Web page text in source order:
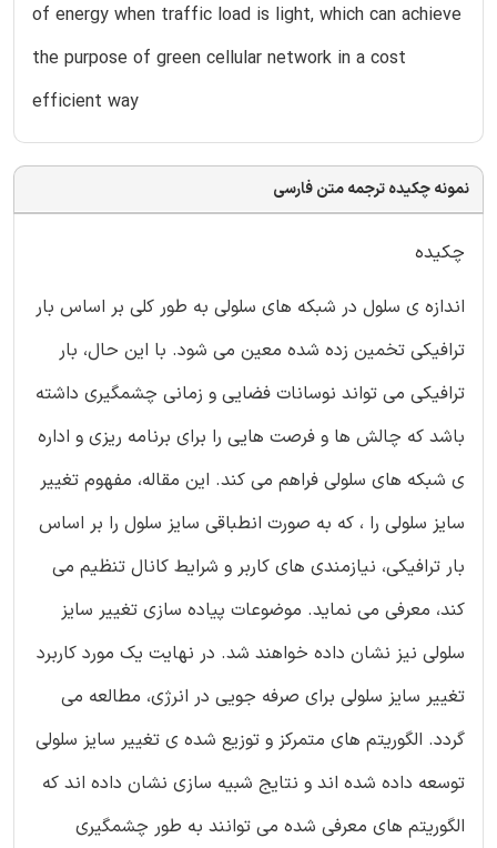
of energy when traffic load is light, which can achieve
the purpose of green cellular network in a cost
efficient way
نمونه چکیده ترجمه متن فارسی
چکیده
اندازه ی سلول در شبکه های سلولی به طور کلی بر اساس بار
ترافیکی تخمین زده شده معین می شود. با این حال، بار
ترافیکی می تواند نوسانات فضایی و زمانی چشمگیری داشته
باشد که چالش ها و فرصت هایی را برای برنامه ریزی و اداره
ی شبکه های سلولی فراهم می کند. این مقاله، مفهوم تغییر
سایز سلولی را ، که به صورت انطباقی سایز سلول را بر اساس
بار ترافیکی، نیازمندی های کاربر و شرایط کانال تنظیم می
کند، معرفی می نماید. موضوعات پیاده سازی تغییر سایز
سلولی نیز نشان داده خواهند شد. در نهایت یک مورد کاربرد
تغییر سایز سلولی برای صرفه جویی در انرژی، مطالعه می
گردد. الگوریتم های متمرکز و توزیع شده ی تغییر سایز سلولی
توسعه داده شده اند و نتایج شبیه سازی نشان داده اند که
الگوریتم های معرفی شده می توانند به طور چشمگیری